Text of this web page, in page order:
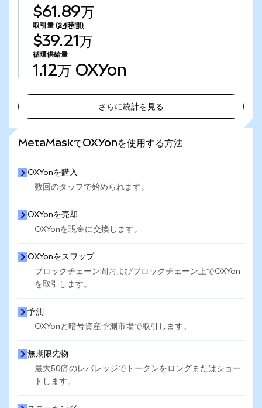
$61.89万
取引量 (24時間)
$39.21万
循環供給量
1.12万 OXYon
さらに統計を見る
MetaMaskでOXYonを使用する方法
OXYonを購入
数回のタップで始められます。
OXYonを売却
OXYonを現金に交換します。
OXYonをスワップ
ブロックチェーン間およびブロックチェーン上でOXYon
を取引します。
予測
OXYonと暗号資産予測市場で取引します。
無期限先物
最大50倍のレバレッジでトークンをロングまたはショー
トします。